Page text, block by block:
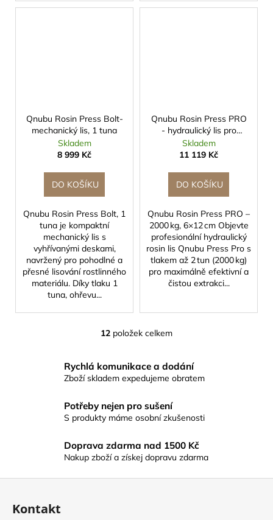
Qnubu Rosin Press Bolt-
mechanický lis, 1 tuna
Skladem
8 999 Kč
DO KOŠÍKU
Qnubu Rosin Press Bolt, 1
tuna je kompaktní
mechanický lis s
vyhřívanými deskami,
navržený pro pohodlné a
přesné lisování rostlinného
materiálu. Díky tlaku 1
tuna, ohřevu...
Qnubu Rosin Press PRO
- hydraulický lis pro
extrakci, 2 tuny
Skladem
11 119 Kč
DO KOŠÍKU
Qnubu Rosin Press PRO –
2000 kg, 6×12 cm Objevte
profesionální hydraulický
rosin lis Qnubu Press Pro s
tlakem až 2 tun (2000 kg)
pro maximálně efektivní a
čistou extrakci...
O
l
á
a
c
p
r
12 položek celkem
Rychlá komunikace a dodání
Zboží skladem expedujeme obratem
Potřeby nejen pro sušení
S produkty máme osobní zkušenosti
Doprava zdarma nad 1500 Kč
Nakup zboží a získej dopravu zdarma
Kontakt